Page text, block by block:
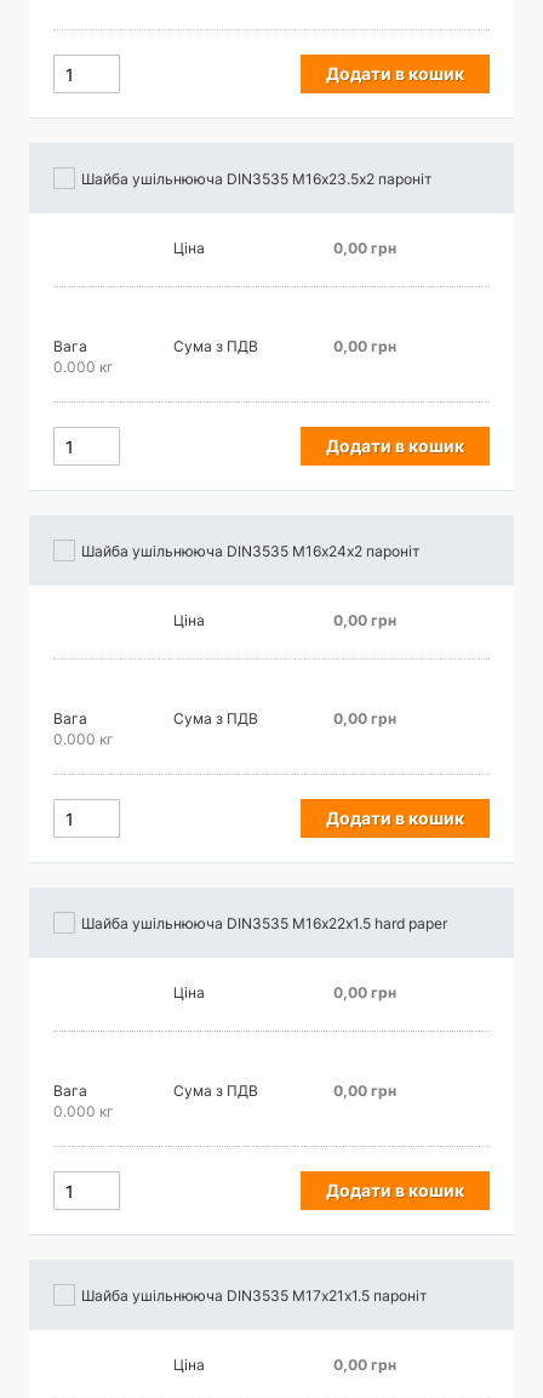
Додати в кошик
Шайба ушільнююча DIN3535 М16х23.5х2 пароніт
Ціна 0,00 грн
Вага
0.000 кг
Сума з ПДВ 0,00 грн
Додати в кошик
Шайба ушільнююча DIN3535 М16х24х2 пароніт
Ціна 0,00 грн
Вага
0.000 кг
Сума з ПДВ 0,00 грн
Додати в кошик
Шайба ушільнююча DIN3535 М16х22х1.5 hard paper
Ціна 0,00 грн
Вага
0.000 кг
Сума з ПДВ 0,00 грн
Додати в кошик
Шайба ушільнююча DIN3535 М17х21х1.5 пароніт
Ціна 0,00 грн